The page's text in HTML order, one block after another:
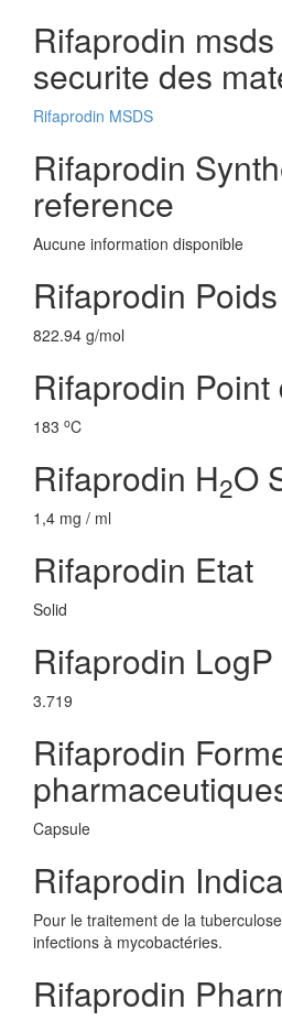
Rifaprodin
securite des
Rifaprodin MSDS
Rifaprodin
reference
Aucune information disponible
Rifaprodin
822.94 g/mol
Rifaprodin Point
183 oC
Rifaprodin H2O
1,4 mg / ml
Rifaprodin Etat
Solid
Rifaprodin LogP
3.719
Rifaprodin
Capsule
Rifaprodin
Pour le traitement de la
infections à mycobactéries.
Rifaprodin